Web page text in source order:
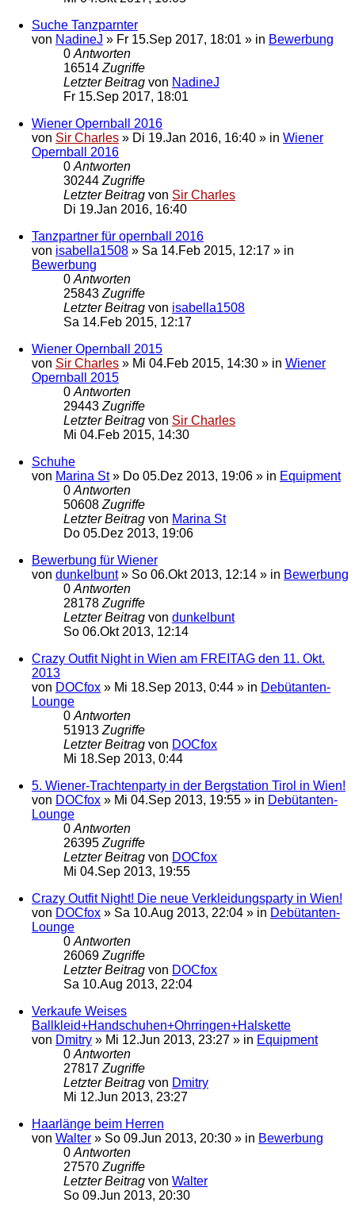
Suche Tanzparnter
von NadineJ » Fr 15.Sep 2017, 18:01 » in Bewerbung
0 Antworten
16514 Zugriffe
Letzter Beitrag von NadineJ
Fr 15.Sep 2017, 18:01
Wiener Opernball 2016
von Sir Charles » Di 19.Jan 2016, 16:40 » in Wiener
Opernball 2016
0 Antworten
30244 Zugriffe
Letzter Beitrag von Sir Charles
Di 19.Jan 2016, 16:40
Tanzpartner für opernball 2016
von isabella1508 » Sa 14.Feb 2015, 12:17 » in
Bewerbung
0 Antworten
25843 Zugriffe
Letzter Beitrag von isabella1508
Sa 14.Feb 2015, 12:17
Wiener Opernball 2015
von Sir Charles » Mi 04.Feb 2015, 14:30 » in Wiener
Opernball 2015
0 Antworten
29443 Zugriffe
Letzter Beitrag von Sir Charles
Mi 04.Feb 2015, 14:30
Schuhe
von Marina St» Do 05.Dez 2013, 19:06 » in Equipment
0 Antworten
50608 Zugriffe
Letzter Beitrag von Marina St
Do 05.Dez 2013, 19:06
Bewerbung für Wiener
von dunkelbunt» So 06.Okt 2013, 12:14 » in Bewerbung
0 Antworten
28178 Zugriffe
Letzter Beitrag von dunkelbunt
So 06.Okt 2013, 12:14
Crazy Outfit Night in Wien am FREITAG den 11. Okt.
2013
von DOCfox » Mi 18.Sep 2013, 0:44 » in Debütanten-
Lounge
0 Antworten
51913 Zugriffe
Letzter Beitrag von DOCfox
Mi 18.Sep 2013, 0:44
5. Wiener-Trachtenparty in der Bergstation Tirol in Wien!
von DOCfox » Mi 04.Sep 2013, 19:55 » in Debütanten-
Lounge
0 Antworten
26395 Zugriffe
Letzter Beitrag von DOCfox
Mi 04.Sep 2013, 19:55
Crazy Outfit Night! Die neue Verkleidungsparty in Wien!
von DOCfox » Sa 10.Aug 2013, 22:04 » in Debütanten-
Lounge
0 Antworten
26069 Zugriffe
Letzter Beitrag von DOCfox
Sa 10.Aug 2013, 22:04
Verkaufe Weises
Ballkleid+Handschuhen+Ohrringen+Halskette
von Dmitry » Mi 12.Jun 2013, 23:27 » in Equipment
0 Antworten
27817 Zugriffe
Letzter Beitrag von Dmitry
Mi 12.Jun 2013, 23:27
Haarlänge beim Herren
von Walter » So 09.Jun 2013, 20:30 » in Bewerbung
0 Antworten
27570 Zugriffe
Letzter Beitrag von Walter
So 09.Jun 2013, 20:30